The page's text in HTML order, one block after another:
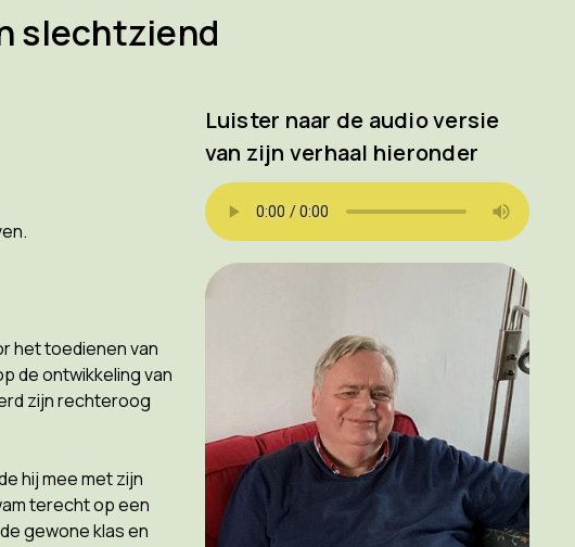
slechtziend
het toedienen van
de ontwikkeling van
zijn rechteroog
hij mee met zijn
terecht op een
gewone klas en
Luister naar de audio versie
van zijn verhaal hieronder